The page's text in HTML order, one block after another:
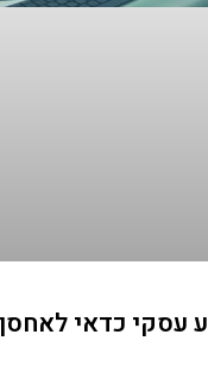
עסקי כדאי